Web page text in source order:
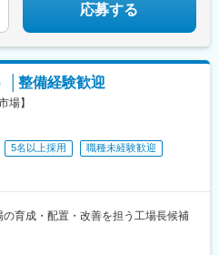
応募する
│整備経験歓迎
場】
5名以上採用
職種未経験歓迎
の育成・配置・改善を担う工場長候補